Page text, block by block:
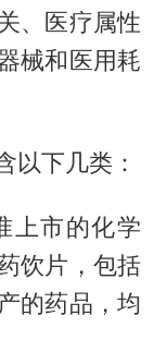
、医疗属性
械和医用耗
以下几类：
上市的化学
饮片，包括
的药品，均